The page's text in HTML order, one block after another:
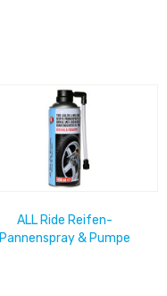
ALL Ride Reifen-
Pannenspray & Pumpe